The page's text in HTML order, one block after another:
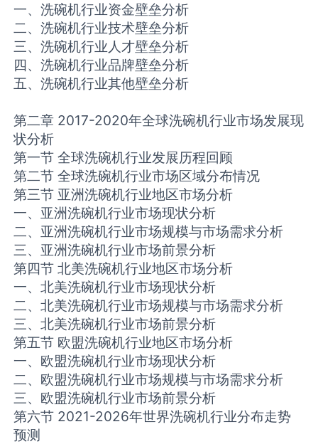
一、洗碗机行业资金壁垒分析
二、洗碗机行业技术壁垒分析
三、洗碗机行业人才壁垒分析
四、洗碗机行业品牌壁垒分析
五、洗碗机行业其他壁垒分析
第二章 2017-2020年全球洗碗机行业市场发展现
状分析
第一节 全球洗碗机行业发展历程回顾
第二节 全球洗碗机行业市场区域分布情况
第三节 亚洲洗碗机行业地区市场分析
一、亚洲洗碗机行业市场现状分析
二、亚洲洗碗机行业市场规模与市场需求分析
三、亚洲洗碗机行业市场前景分析
第四节 北美洗碗机行业地区市场分析
一、北美洗碗机行业市场现状分析
二、北美洗碗机行业市场规模与市场需求分析
三、北美洗碗机行业市场前景分析
第五节 欧盟洗碗机行业地区市场分析
一、欧盟洗碗机行业市场现状分析
二、欧盟洗碗机行业市场规模与市场需求分析
三、欧盟洗碗机行业市场前景分析
第六节 2021-2026年世界洗碗机行业分布走势
预测